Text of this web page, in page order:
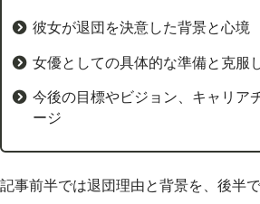
彼女が退団を決意した背景と心境
女優としての具体的な準備と克服
今後の目標やビジョン、キャリア
ージ
記事前半では退団理由と背景を、後半